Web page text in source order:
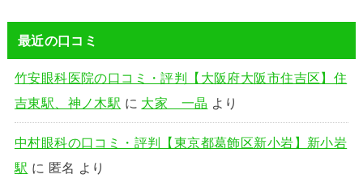
最近の口コミ
竹安眼科医院の口コミ・評判【大阪府大阪市住吉区】住
吉東駅、神ノ木駅 に 大家 一晶 より
中村眼科の口コミ・評判【東京都葛飾区新小岩】新小岩
駅 に 匿名 より